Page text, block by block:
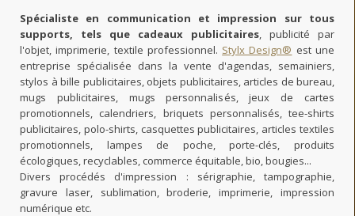
Spécialiste en communication et impression sur tous
supports, tels que cadeaux publicitaires, publicité par
l'objet, imprimerie, textile professionnel. Stylx Design® est une
entreprise spécialisée dans la vente d'agendas, semainiers,
stylos à bille publicitaires, objets publicitaires, articles de bureau,
mugs publicitaires, mugs personnalisés, jeux de cartes
promotionnels, calendriers, briquets personnalisés, tee-shirts
publicitaires, polo-shirts, casquettes publicitaires, articles textiles
promotionnels, lampes de poche, porte-clés, produits
écologiques, recyclables, commerce équitable, bio, bougies...
Divers procédés d'impression : sérigraphie, tampographie,
gravure laser, sublimation, broderie, imprimerie, impression
numérique etc.